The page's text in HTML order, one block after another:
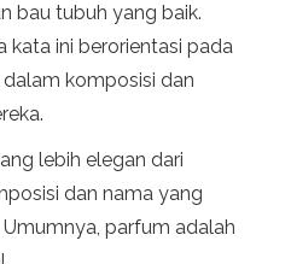
bau tubuh yang baik.
kata ini berorientasi pada
komposisi dan
lebih elegan dari
dan nama yang
parfum adalah